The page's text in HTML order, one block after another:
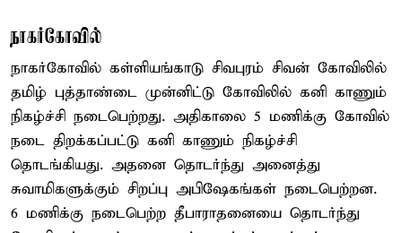
நாகர்கோவில்
நாகர்கோவில் கள்ளியங்காடு சிவபுரம் சிவன் கோவிலில்
தமிழ் புத்தாண்டை முன்னிட்டு கோவிலில் கனி காணும்
நிகழ்ச்சி நடைபெற்றது. அதிகாலை 5 மணிக்கு கோவில்
நடை திறக்கப்பட்டு கனி காணும் நிகழ்ச்சி
தொடங்கியது. அதனை தொடர்ந்து அனைத்து
சுவாமிகளுக்கும் சிறப்பு அபிஷேகங்கள் நடைபெற்றன.
6 மணிக்கு நடைபெற்ற தீபாராதனையை தொடர்ந்து